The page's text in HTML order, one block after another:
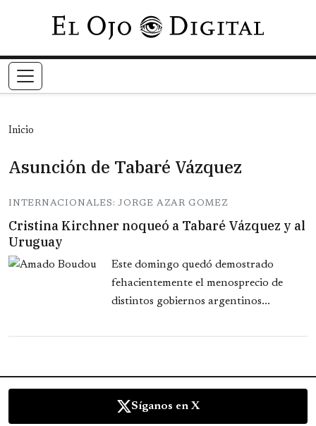
Pasar al contenido principal
Inicio
Asunción de Tabaré Vázquez
INTERNACIONALES: JORGE AZAR GOMEZ
Cristina Kirchner noqueó a Tabaré Vázquez y al
Uruguay
Este domingo quedó demostrado
fehacientemente el menosprecio de
distintos gobiernos argentinos...
Síganos en X